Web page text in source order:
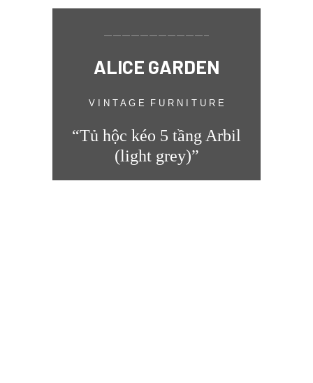
———————————–
ALICE GARDEN
V I N T A G E F U R N I T U R E
“Tủ hộc kéo 5 tầng Arbil
(light grey)”